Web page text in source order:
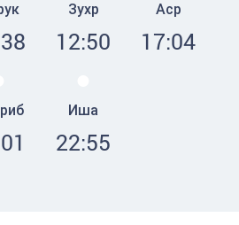
Зухр
12:50
Аср
17:04
Иша
22:55